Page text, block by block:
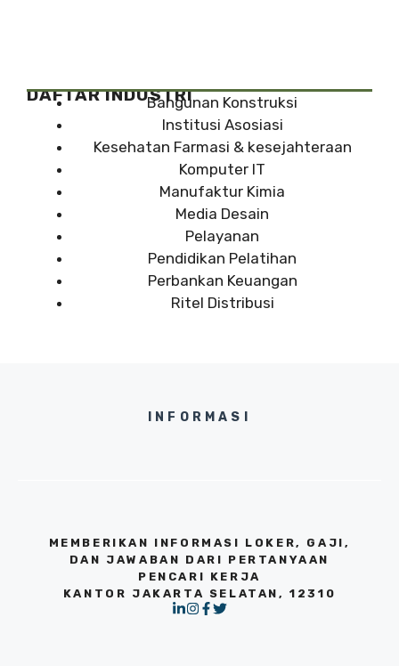
DAFTAR INDUSTRIBangunan Konstruksi
Institusi Asosiasi
Kesehatan Farmasi & kesejahteraan
Komputer IT
Manufaktur Kimia
Media Desain
Pelayanan
Pendidikan Pelatihan
Perbankan Keuangan
Ritel Distribusi
INFORMASI
MEMBERIKAN INFORMASI LOKER, GAJI,
DAN JAWABAN DARI PERTANYAAN
PENCARI KERJA
KANTOR JAKARTA SELATAN, 12310